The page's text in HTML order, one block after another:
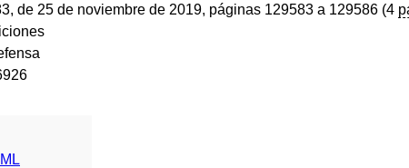
de 25 de noviembre de 2019, páginas 129583 a 129586 (4